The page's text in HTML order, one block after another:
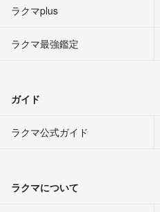
ラクマplus
ラクマ最強鑑定
ガイド
ラクマ公式ガイド
ラクマについて